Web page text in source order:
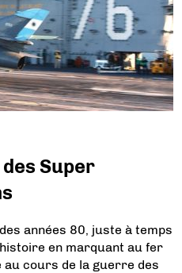
Super
années 80, juste à temps
en marquant au fer
cours de la guerre des